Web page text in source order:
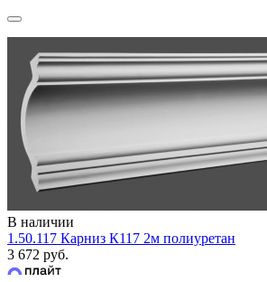
В наличии
1.50.117 Карниз К117 2м полиуретан
3 672 руб.